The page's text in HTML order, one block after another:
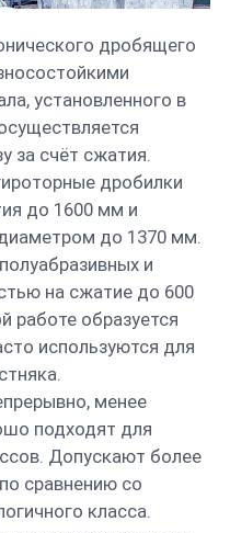
дробящего
установленного в
за счёт сжатия.
дробилки
до 1600 мм и
до 1370 мм.
и
на сжатие до 600
работе образуется
используются для
менее
подходят для
Допускают более
сравнению со
класса.